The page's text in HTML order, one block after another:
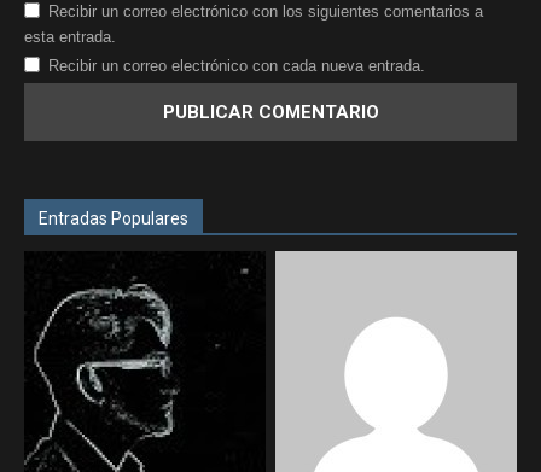
Recibir un correo electrónico con los siguientes comentarios a
esta entrada.
Recibir un correo electrónico con cada nueva entrada.
Entradas Populares